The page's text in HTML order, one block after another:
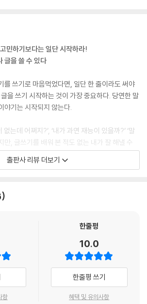
민하기보다는 일단 시작하라!
글을 쓸 수 있다
를 쓰기로 마음먹었다면, 일단 한 줄이라도 써야
을 쓰기 시작하는 것이 가장 중요하다. 당연한 말
야기는 시작되지 않는다.
없는데 어쩌지?’, ‘내가 과연 재능이 있을까?’ ‘말
만, 글쓰기를 배워 본 적도 없는 내가 잘 해낼 수
로잡힐 필요가 없다. 처음부터 잘 쓰려고 각오할
구든 어느 정도는 글을 쓸 수 있게 된다고 단언한
까지 드는 시간과 수고는 어마어마한 차이가 난
지 이야기 재미있게 쓰는 법》에서는 가능한 한 짧
, 그것도 누구나 재미있다고 느낄 만한 이야기를
콕콕 집어, 쉽고 자세하게 해설한다. 이는 소설을
쓰기 작업을 하면서 저자가 오랫동안 축적해 온
출판사 리뷰 더보기
항
한줄평
10.0
한줄평 쓰기
혜택 및 유의사항